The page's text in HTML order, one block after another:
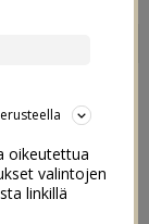
oikeutettua
valintojen
linkillä